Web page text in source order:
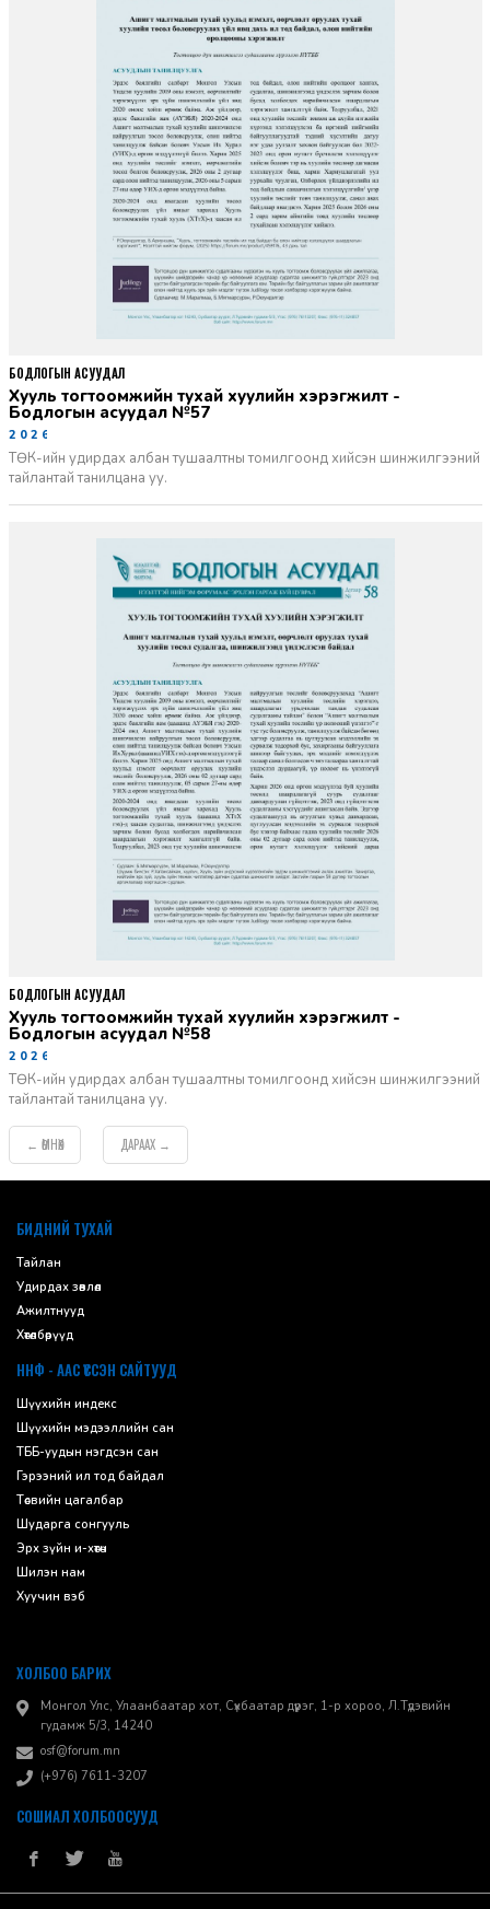
Хууль тогтоомжийн тухай хуулийн хэрэгжилт -
Бодлогын асуудал №57
2026-06-02
ТӨК-ийн удирдах албан тушаалтны томилгоонд хийсэн шинжилгээний
тайлантай танилцана уу.
БОДЛОГЫН АСУУДАЛ
Хууль тогтоомжийн тухай хуулийн хэрэгжилт -
Бодлогын асуудал №58
2026-06-02
ТӨК-ийн удирдах албан тушаалтны томилгоонд хийсэн шинжилгээний
тайлантай танилцана уу.
БОДЛОГЫН АСУУДАЛ
← ӨМНӨХ ДАРААХ →
БИДНИЙ ТУХАЙ
Тайлан
Удирдах зөвлөл
Ажилтнууд
Хөтөлбөрүүд
ННФ - ААС ҮҮССЭН САЙТУУД
Шүүхийн индекс
Шүүхийн мэдээллийн сан
ТББ-уудын нэгдсэн сан
Гэрээний ил тод байдал
Төсвийн цагалбар
Шударга сонгууль
Эрх зүйн и-хөтөч
Шилэн нам
Хуучин вэб
ХОЛБОО БАРИХ
Монгол Улс, Улаанбаатар хот, Сүхбаатар дүүрэг, 1-р хороо, ​Л.Түдэвийн
гудамж 5/3, 14240
osf@forum.mn
(+976) 7611-3207
СОШИАЛ ХОЛБООСУУД